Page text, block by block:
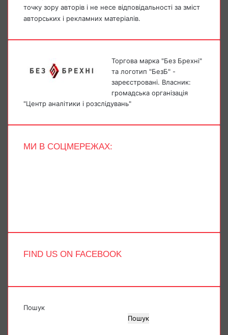
точку зору авторів і не несе відповідальності за зміст
авторських і рекламних матеріалів.
Торгова марка "Без Брехні"
та логотип "БезБ" -
зареєстровані. Власник:
громадська організація
"Центр аналітики і розслідувань"
МИ В СОЦМЕРЕЖАХ:
FIND US ON FACEBOOK
Пошук
Пошук